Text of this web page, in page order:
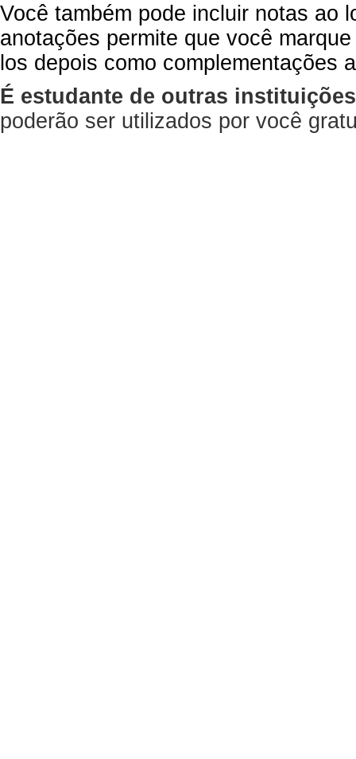
Você também pode incluir notas ao
anotações permite que você
los depois como complementações
É estudante de outras
poderão ser utilizados por você